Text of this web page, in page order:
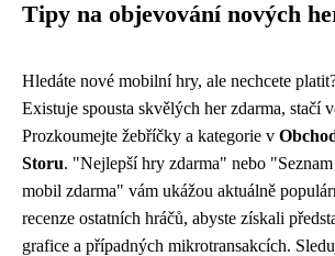
Tipy na objevování nových
Hledáte nové mobilní hry, ale nechcete
Existuje spousta skvělých her zdarma, stačí
Prozkoumejte žebříčky a kategorie v
Storu. "Nejlepší hry zdarma" nebo
mobil zdarma" vám ukážou aktuálně
recenze ostatních hráčů, abyste získali
grafice a případných mikrotransakcích.